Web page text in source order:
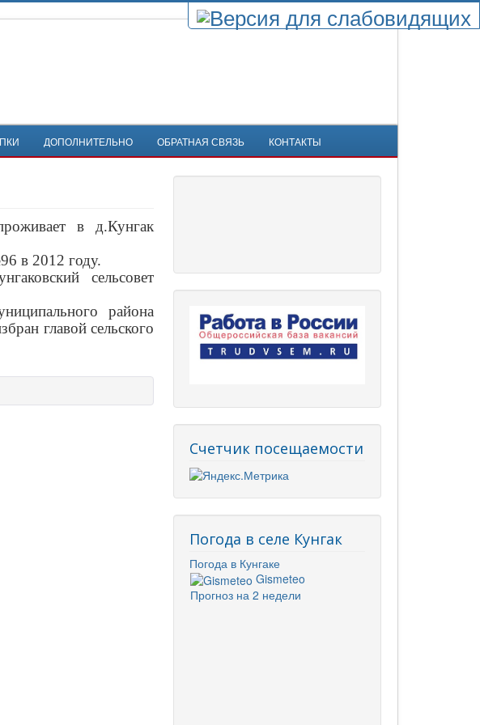
ДОПОЛНИТЕЛЬНО ОБРАТНАЯ СВЯЗЬ КОНТАКТЫ
в д.Кунгак
в 2012 году.
сельсовет
района
главой сельского
Счетчик посещаемости
Погода в селе Кунгак
Погода в Кунгаке
Gismeteo
Прогноз на 2 недели